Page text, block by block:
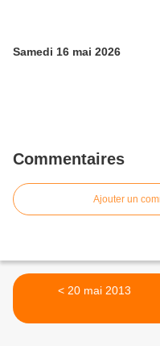
Samedi 16 mai 2026
Commentaires
Ajouter un
< 20 mai 2013